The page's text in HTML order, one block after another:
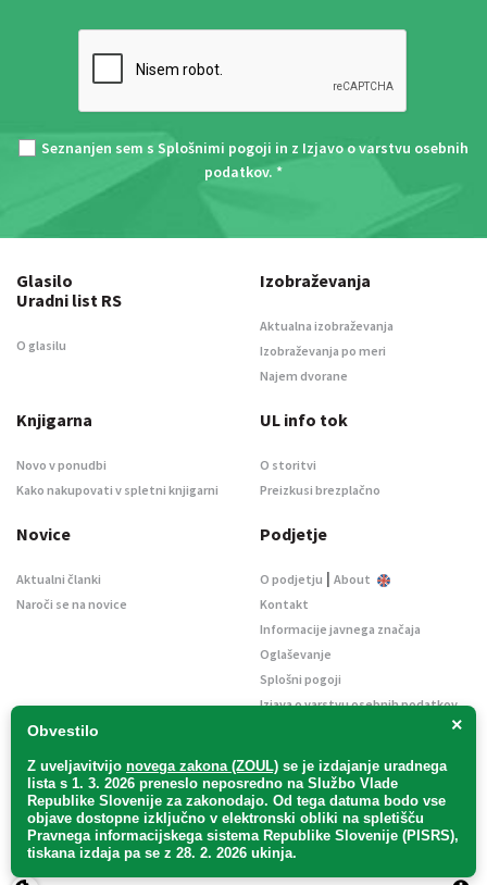
Seznanjen sem s Splošnimi pogoji in z Izjavo o varstvu osebnih
podatkov. *
×
Obvestilo
Z uveljavitvijo novega zakona (ZOUL) se je izdajanje uradnega
lista s 1. 3. 2026 preneslo neposredno na Službo Vlade
Republike Slovenije za zakonodajo. Od tega datuma bodo vse
objave dostopne izključno v elektronski obliki na spletišču
Pravnega informacijskega sistema Republike Slovenije (PISRS),
tiskana izdaja pa se z 28. 2. 2026 ukinja.
Glasilo
Uradni list RS
O glasilu
Izobraževanja
Aktualna izobraževanja
Izobraževanja po meri
Najem dvorane
Knjigarna
Novo v ponudbi
Kako nakupovati v spletni knjigarni
UL info tok
O storitvi
Preizkusi brezplačno
Novice
Aktualni članki
Naroči se na novice
Podjetje
O podjetju | About
Kontakt
Informacije javnega značaja
Oglaševanje
Splošni pogoji
Izjava o varstvu osebnih podatkov
Uradni list d. o. o. – v likvidaciji / Vse pravice pridržane.